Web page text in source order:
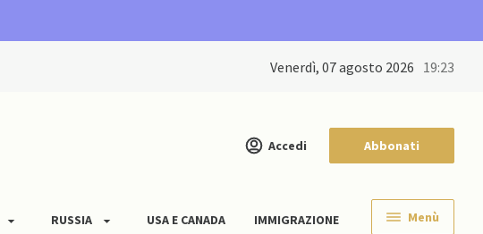
venerdì, 07 agosto 2026 19:23
Accedi Abbonati
RUSSIA USA E CANADA IMMIGRAZIONE Menù